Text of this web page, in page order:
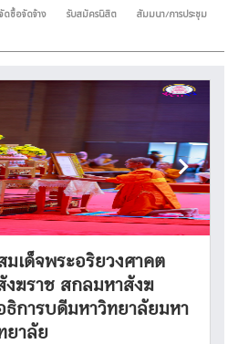
จัดซื้อจัดจ้าง รับสมัครนิสิต
สัมมนา/การประชุม
พิลาสกัลยาณี เป็น
รอบรม “ปูทางสู่การตื่นรู้
าคพระสอนศีลธรรม ภาค
ยภาพพระสอนศีลธรรม